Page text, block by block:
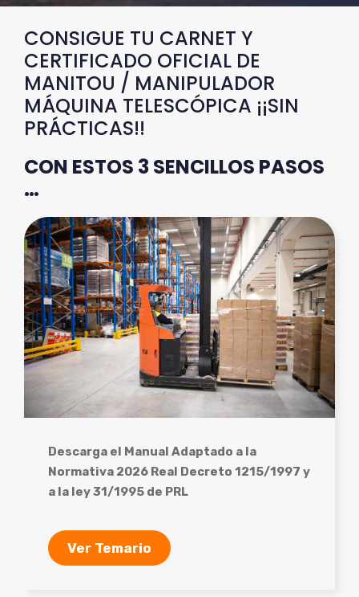
CONSIGUE TU CARNET Y
CERTIFICADO OFICIAL DE
MANITOU / MANIPULADOR
MÁQUINA TELESCÓPICA ¡¡SIN
PRÁCTICAS!!
CON ESTOS 3 SENCILLOS PASOS
…
Descarga el Manual Adaptado a la
Normativa 2026 Real Decreto 1215/1997 y
a la ley 31/1995 de PRL
Ver Temario